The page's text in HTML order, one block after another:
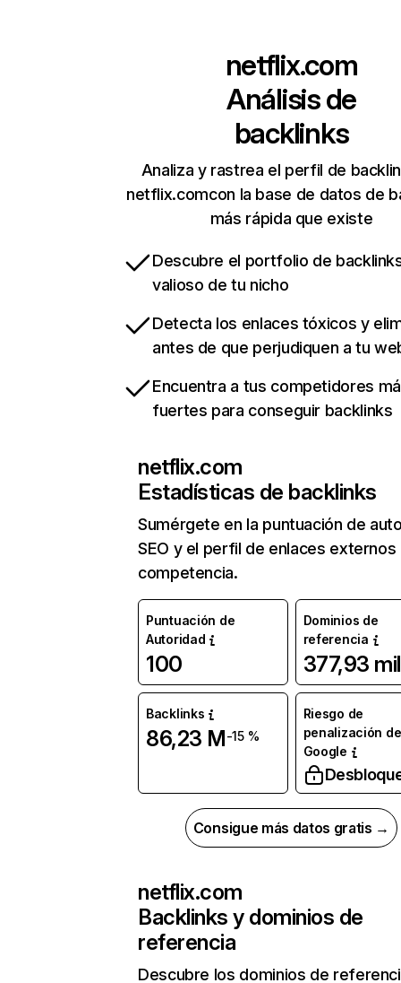
netflix.com
Análisis de
backlinks
Analiza y rastrea el perfil de
netflix.comcon la base de datos de
más rápida que existe
Descubre el portfolio de
valioso de tu nicho
Detecta los enlaces tóxicos y
antes de que perjudiquen a tu
Encuentra a tus competidores
fuertes para conseguir backlinks
netflix.com
Estadísticas de backlinks
Sumérgete en la puntuación de
SEO y el perfil de enlaces externos
competencia.
Puntuación de
Autoridad
100
Dominios de
referencia
377,93 mil
Backlinks
86,23 M-15 %
Riesgo de
penalización de
Google
Consigue más datos gratis →
netflix.com
Backlinks y dominios de
referencia
Descubre los dominios de